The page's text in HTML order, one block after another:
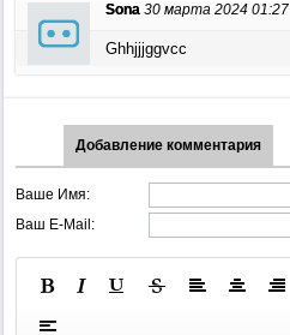
Sona 30 марта 2024 01:27
Ghhjjjggvcc
Добавление комментария
Ваше Имя:
Ваш E-Mail: